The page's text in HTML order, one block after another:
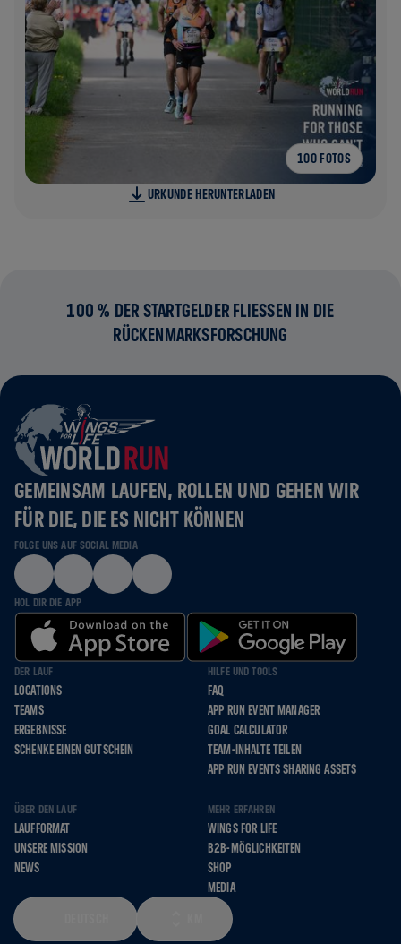
100 FOTOS
URKUNDE HERUNTERLADEN
100 % DER STARTGELDER FLIESSEN IN DIE R
ÜCKENMARKSFORSCHUNG
GEMEINSAM LAUFEN, ROLLEN UND GEHEN WIR
FÜR DIE, DIE ES NICHT KÖNNEN
FOLGE UNS AUF SOCIAL MEDIA
HOL DIR DIE APP
DER LAUF
LOCATIONS
TEAMS
ERGEBNISSE
SCHENKE EINEN GUTSCHEIN
HILFE UND TOOLS
FAQ
APP RUN EVENT MANAGER
GOAL CALCULATOR
TEAM-INHALTE TEILEN
APP RUN EVENTS SHARING ASSETS
ÜBER DEN LAUF
LAUFFORMAT
UNSERE MISSION
NEWS
MEHR ERFAHREN
WINGS FOR LIFE
B2B-MÖGLICHKEITEN
SHOP
MEDIA